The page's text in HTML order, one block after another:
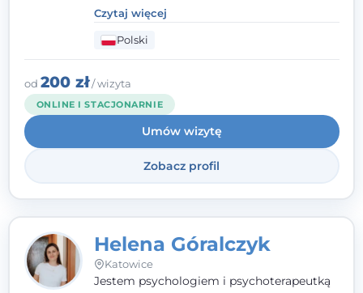
indywidualnej oraz nastolatkom od 15. roku
życia. Zależy mi, by naprawdę usłyszeć, z
czym do mnie przychodzisz, i dobrać
sposób pracy do Ciebie - bez gotowych
schematów i bez oceniania.
Czytaj więcej
Polski
od 200 zł/ wizyta
ONLINE I STACJONARNIE
Umów wizytę
Zobacz profil
Helena Góralczyk
Katowice
Jestem psychologiem i psychoterapeutką